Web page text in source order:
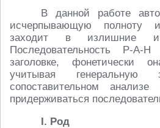
В данной работе
исчерпывающую полноту
заходит в излишние
Последовательность Р-
заголовке, фонетически
учитывая генеральную
сопоставительном
придерживаться
I. Род